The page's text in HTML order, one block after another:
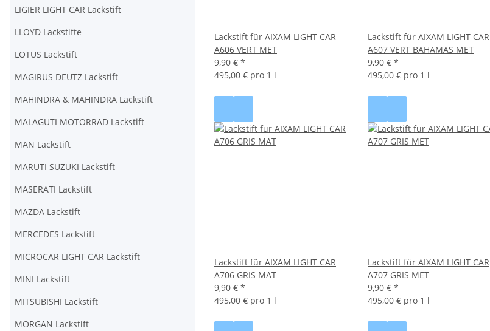
Lackstift für AIXAM LIGHT CAR
A606 VERT MET
9,90 € *
495,00 € pro 1 l
Lackstift für AIXAM LIGHT CAR
A607 VERT BAHAMAS MET
9,90 € *
495,00 € pro 1 l
Lackstift für AIXAM LIGHT CAR
A706 GRIS MAT
9,90 € *
495,00 € pro 1 l
Lackstift für AIXAM LIGHT CAR
A707 GRIS MET
9,90 € *
495,00 € pro 1 l
LIGIER LIGHT CAR Lackstift
LLOYD Lackstifte
LOTUS Lackstift
MAGIRUS DEUTZ Lackstift
MAHINDRA & MAHINDRA Lackstift
MALAGUTI MOTORRAD Lackstift
MAN Lackstift
MARUTI SUZUKI Lackstift
MASERATI Lackstift
MAZDA Lackstift
MERCEDES Lackstift
MICROCAR LIGHT CAR Lackstift
MINI Lackstift
MITSUBISHI Lackstift
MORGAN Lackstift